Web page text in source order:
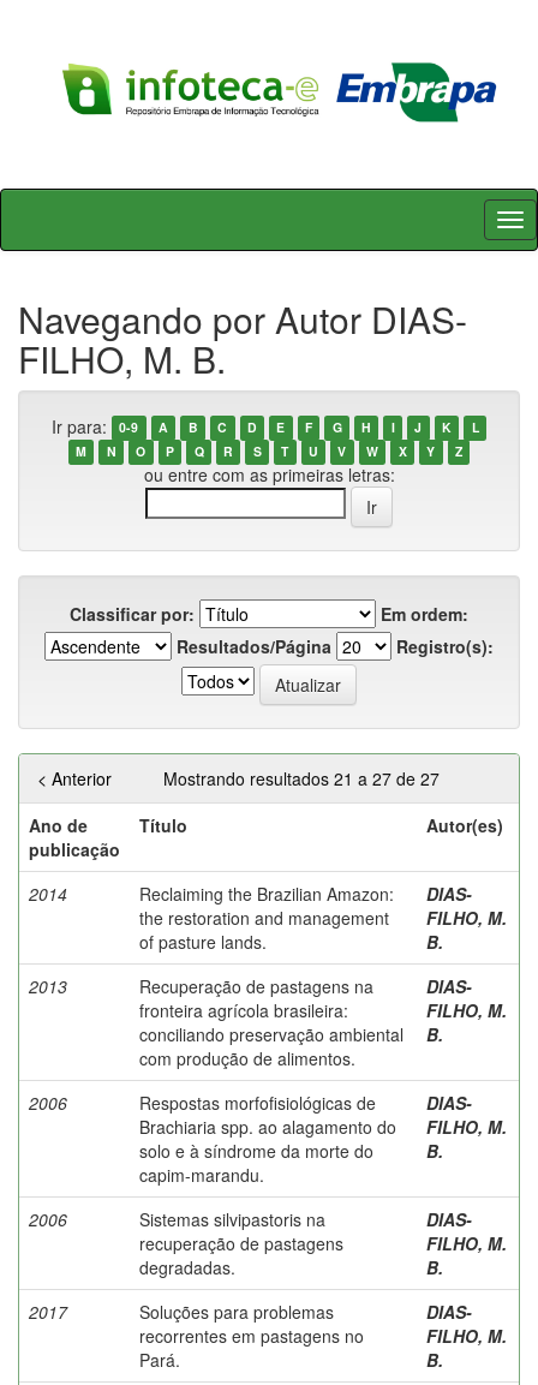
Skip
Navegando por Autor DIAS-
FILHO, M. B.
Ir para: 0-9 A B C D E F G H I J K
L
M
N O P Q R S T U V W X Y Z
ou entre com as primeiras letras:
Classificar por:
Em ordem:
Resultados/Página
Registro(s):
Mostrando resultados 21 a 27 de 27
< Anterior
Ano de
publicação
Título Autor(es)
2014
Reclaiming the Brazilian Amazon:
the restoration and management
of pasture lands.
DIAS-
FILHO, M.
B.
2013
Recuperação de pastagens na
fronteira agrícola brasileira:
conciliando preservação ambiental
com produção de alimentos.
DIAS-
FILHO, M.
B.
2006
Respostas morfofisiológicas de
Brachiaria spp. ao alagamento do
solo e à síndrome da morte do
capim-marandu.
DIAS-
FILHO, M.
B.
2006
Sistemas silvipastoris na
recuperação de pastagens
degradadas.
DIAS-
FILHO, M.
B.
2017
Soluções para problemas
recorrentes em pastagens no
Pará.
DIAS-
FILHO, M.
B.